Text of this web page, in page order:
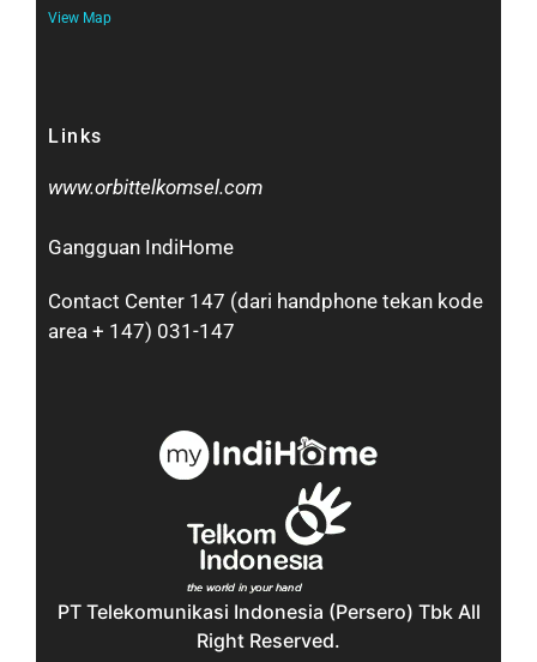
View Map
Links
www.orbittelkomsel.com
Gangguan IndiHome
Contact Center 147 (dari handphone tekan kode
area + 147) 031-147
PT Telekomunikasi Indonesia (Persero) Tbk All
Right Reserved.